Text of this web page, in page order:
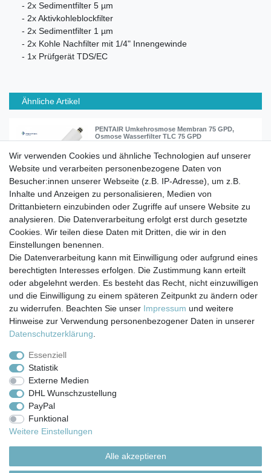
- 2x Sedimentfilter 5 µm
- 2x Aktivkohleblockfilter
- 2x Sedimentfilter 1 µm
- 2x Kohle Nachfilter mit 1/4" Innengewinde
- 1x Prüfgerät TDS/EC
Ähnliche Artikel
PENTAIR Umkehrosmose Membran 75 GPD,
Osmose Wasserfilter TLC 75 GPD
39,90 € *
In den Warenkorb
*inkl. ges. MwSt.zzgl. Versandkosten
Impressum Daten­schutz­erklärung AGB
Barrierefreiheitserklärung Widerrufs­recht
Versand- & Zahlungsbedingungen
Wir verwenden Cookies und ähnliche Technologien auf unserer
Website und verarbeiten personenbezogene Daten von
Besucher:innen unserer Webseite (z.B. IP-Adresse), um z.B.
Inhalte und Anzeigen zu personalisieren, Medien von
Drittanbietern einzubinden oder Zugriffe auf unsere Website zu
analysieren. Die Datenverarbeitung erfolgt erst durch gesetzte
Cookies. Wir teilen diese Daten mit Dritten, die wir in den
Einstellungen benennen.
Die Datenverarbeitung kann mit Einwilligung oder aufgrund eines
berechtigten Interesses erfolgen. Die Zustimmung kann erteilt
oder abgelehnt werden. Es besteht das Recht, nicht einzuwilligen
und die Einwilligung zu einem späteren Zeitpunkt zu ändern oder
zu widerrufen. Beachten Sie unser Impressum und weitere
Hinweise zur Verwendung personenbezogener Daten in unserer
Daten­schutz­erklärung
Essenziell
Statistik
Externe Medien
DHL Wunschzustellung
PayPal
Funktional
Weitere Einstellungen
Alle akzeptieren